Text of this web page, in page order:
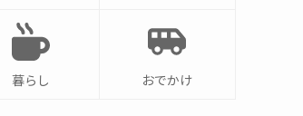
暮らし おでかけ